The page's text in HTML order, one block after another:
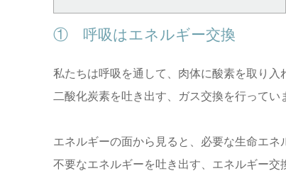
① 呼吸はエネルギー交換
私たちは呼吸を通して、肉体に酸素を取り入
二酸化炭素を吐き出す、ガス交換を行ってい
エネルギーの面から見ると、必要な生命エネ
不要なエネルギーを吐き出す、エネルギー交